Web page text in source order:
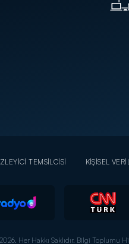
TEMSİLCİSİ KİŞİSEL
Her Hakkı Saklıdır. Bilgi Toplumu